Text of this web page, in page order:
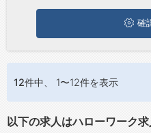
確
12件中、 1〜12件を表示
以下の求人はハローワーク求